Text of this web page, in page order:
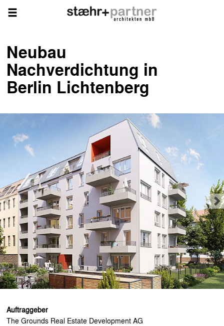
Neubau
Nachverdichtung in
Berlin Lichtenberg
Auftraggeber
The Grounds Real Estate Development AG